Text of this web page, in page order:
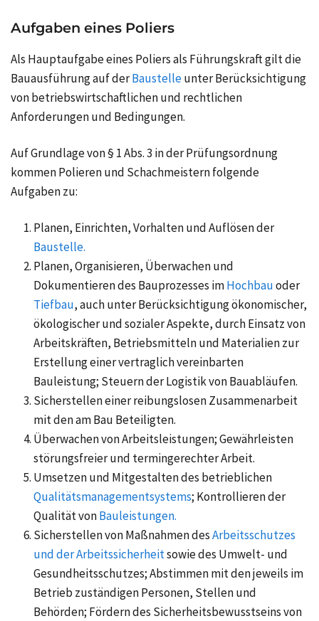
Aufgaben eines Poliers
Als Hauptaufgabe eines Poliers als Führungskraft gilt die
Bauausführung auf derBaustelleunter Berücksichtigung
von betriebswirtschaftlichen und rechtlichen
Anforderungen und Bedingungen.
Auf Grundlage von § 1 Abs. 3 in der Prüfungsordnung
kommen Polieren und Schachmeistern folgende
Aufgaben zu:
Planen, Einrichten, Vorhalten und Auflösen der
Baustelle.
Planen, Organisieren, Überwachen und
Dokumentieren des Bauprozesses imHochbauoder
Tiefbau, auch unter Berücksichtigung ökonomischer,
ökologischer und sozialer Aspekte, durch Einsatz von
Arbeitskräften, Betriebsmitteln und Materialien zur
Erstellung einer vertraglich vereinbarten
Bauleistung; Steuern der Logistik von Bauabläufen.
Sicherstellen einer reibungslosen Zusammenarbeit
mit den am Bau Beteiligten.
Überwachen von Arbeitsleistungen; Gewährleisten
störungsfreier und termingerechter Arbeit.
Umsetzen und Mitgestalten des betrieblichen
Qualitätsmanagementsystems; Kontrollieren der
Qualität vonBauleistungen.
Sicherstellen von Maßnahmen desArbeitsschutzes
und der Arbeitssicherheitsowie des Umwelt- und
Gesundheitsschutzes; Abstimmen mit den jeweils im
Betrieb zuständigen Personen, Stellen und
Behörden; Fördern des Sicherheitsbewusstseins von